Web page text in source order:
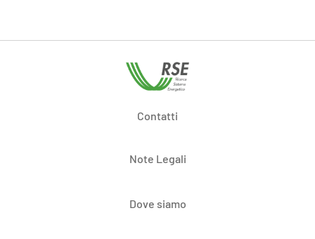
Contatti
Note Legali
Dove siamo